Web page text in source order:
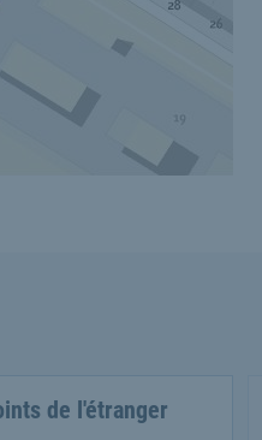
de l'étranger